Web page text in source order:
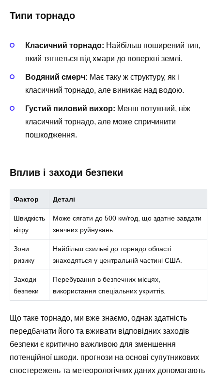
Типи торнадо
Класичний торнадо: Найбільш поширений тип,
який тягнеться від хмари до поверхні землі.
Водяний смерч: Має таку ж структуру, як і
класичний торнадо, але виникає над водою.
Густий пиловий вихор: Менш потужний, ніж
класичний торнадо, але може спричинити
пошкодження.
Вплив і заходи безпеки
Фактор Деталі
Швидкість
вітру
Може сягати до 500 км/год, що здатне завдати
значних руйнувань.
Зони
ризику
Найбільш схильні до торнадо області
знаходяться у центральній частині США.
Заходи
безпеки
Перебування в безпечних місцях,
використання спеціальних укриттів.
Що таке торнадо, ми вже знаємо, однак здатність
передбачати його та вживати відповідних заходів
безпеки є критично важливою для зменшення
потенційної шкоди. прогнози на основі супутникових
спостережень та метеорологічних даних допомагають